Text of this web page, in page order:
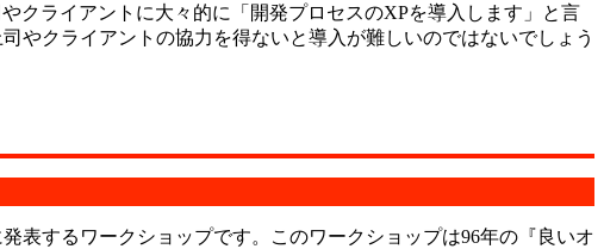
クライアントに大々的に「開発プロセスのXPを導入します」と言
やクライアントの協力を得ないと導入が難しいのではないでしょう
表するワークショップです。このワークショップは96年の『良いオ